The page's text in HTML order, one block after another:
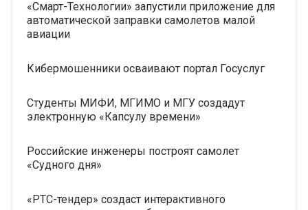
«Смарт-Технологии» запустили приложение для
автоматической заправки самолетов малой
авиации
Кибермошенники осваивают портал Госуслуг
Студенты МИФИ, МГИМО и МГУ создадут
электронную «Капсулу времени»
Российские инженеры построят самолет
«Судного дня»
«РТС-тендер» создаст интерактивного